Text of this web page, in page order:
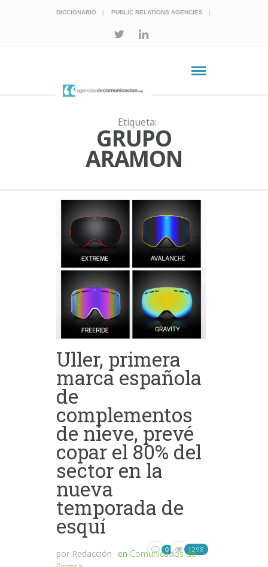
DICCIONARIO PUBLIC RELATIONS AGENCIES
Etiqueta:
GRUPO
ARAMON
Uller, primera
marca española
de
complementos
de nieve, prevé
copar el 80% del
sector en la
nueva
temporada de
esquí
por Redacción en Comunicados de
0 1298